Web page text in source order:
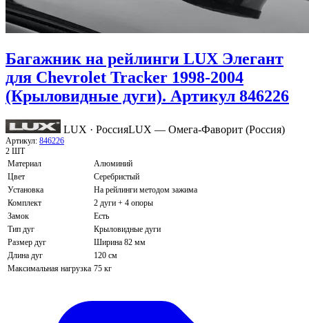
Багажник на рейлинги LUX Элегант
для Chevrolet Tracker 1998-2004
(Крыловидные дуги). Артикул 846226
LUX · РоссияLUX — Омега-Фаворит (Россия)
Артикул: 846226
2 ШТ
Материал
Алюминий
Цвет
Серебристый
Установка
На рейлинги методом зажима
Комплект
2 дуги + 4 опоры
Замок
Есть
Тип дуг
Крыловидные дуги
Размер дуг
Ширина 82 мм
Длина дуг
120 см
Максимальная нагрузка 75 кг